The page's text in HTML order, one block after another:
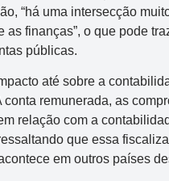
“há uma intersecção
as finanças”, o que pode
públicas.
até sobre a
conta remunerada, as
relação com a
que essa
em outros países